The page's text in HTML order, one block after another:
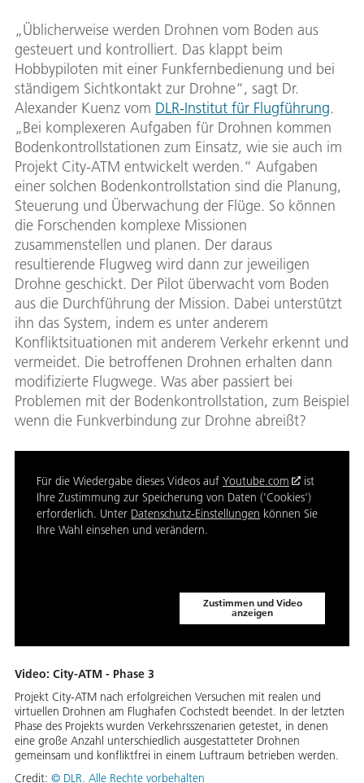
„Üblicherweise werden Drohnen vom Boden aus
gesteuert und kontrolliert. Das klappt beim
Hobbypiloten mit einer Funkfernbedienung und bei
ständigem Sichtkontakt zur Drohne“, sagt Dr.
Alexander Kuenz vom DLR-Institut für Flugführung.
„Bei komplexeren Aufgaben für Drohnen kommen
Bodenkontrollstationen zum Einsatz, wie sie auch im
Projekt City-ATM entwickelt werden.“ Aufgaben
einer solchen Bodenkontrollstation sind die Planung,
Steuerung und Überwachung der Flüge. So können
die Forschenden komplexe Missionen
zusammenstellen und planen. Der daraus
resultierende Flugweg wird dann zur jeweiligen
Drohne geschickt. Der Pilot überwacht vom Boden
aus die Durchführung der Mission. Dabei unterstützt
ihn das System, indem es unter anderem
Konfliktsituationen mit anderem Verkehr erkennt und
vermeidet. Die betroffenen Drohnen erhalten dann
modifizierte Flugwege. Was aber passiert bei
Problemen mit der Bodenkontrollstation, zum Beispiel
wenn die Funkverbindung zur Drohne abreißt?
Für die Wiedergabe dieses Videos auf Youtube.com
ist
Ihre Zustimmung zur Speicherung von Daten ('Cookies')
erforderlich. Unter Datenschutz-Einstellungen können Sie
Ihre Wahl einsehen und verändern.
Zustimmen und Video
anzeigen
Video: City-ATM - Phase 3
Projekt City-ATM nach erfolgreichen Versuchen mit realen und
virtuellen Drohnen am Flughafen Cochstedt beendet. In der letzten
Phase des Projekts wurden Verkehrsszenarien getestet, in denen
eine große Anzahl unterschiedlich ausgestatteter Drohnen
gemeinsam und konfliktfrei in einem Luftraum betrieben werden.
Credit: © DLR. Alle Rechte vorbehalten